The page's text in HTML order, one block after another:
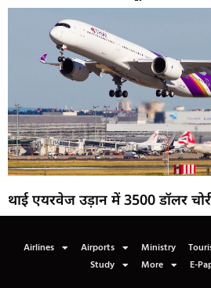
थाई एयरवेज उड़ान में 3500 डॉलर
Airlines Airports Ministry
Study
More E-